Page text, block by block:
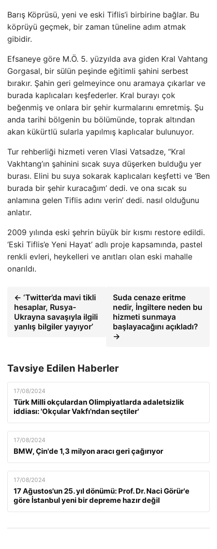
Barış Köprüsü, yeni ve eski Tiflis’i birbirine bağlar. Bu
köprüyü geçmek, bir zaman tüneline adım atmak
gibidir.
Efsaneye göre M.Ö. 5. yüzyılda ava giden Kral Vahtang
Gorgasal, bir sülün peşinde eğitimli şahini serbest
bırakır. Şahin geri gelmeyince onu aramaya çıkarlar ve
burada kaplıcaları keşfederler. Kral burayı çok
beğenmiş ve onlara bir şehir kurmalarını emretmiş. Şu
anda tarihi bölgenin bu bölümünde, toprak altından
akan kükürtlü sularla yapılmış kaplıcalar bulunuyor.
Tur rehberliği hizmeti veren Vlasi Vatsadze, “Kral
Vakhtang’ın şahinini sıcak suya düşerken bulduğu yer
burası. Elini bu suya sokarak kaplıcaları keşfetti ve ‘Ben
burada bir şehir kuracağım’ dedi. ve ona sıcak su
anlamına gelen Tiflis adını verin’ dedi. nasıl olduğunu
anlatır.
2009 yılında eski şehrin büyük bir kısmı restore edildi.
‘Eski Tiflis’e Yeni Hayat’ adlı proje kapsamında, pastel
renkli evleri, heykelleri ve anıtları olan eski mahalle
onarıldı.
← ‘Twitter’da mavi tikli
hesaplar, Rusya-
Ukrayna savaşıyla ilgili
yanlış bilgiler yayıyor’
Suda cenaze eritme
nedir, İngiltere neden bu
hizmeti sunmaya
başlayacağını açıkladı?
→
Tavsiye Edilen Haberler
17/08/2024
Türk Milli okçulardan Olimpiyatlarda adaletsizlik
iddiası: 'Okçular Vakfı'ndan seçtiler'
17/08/2024
BMW, Çin'de 1,3 milyon aracı geri çağırıyor
17/08/2024
17 Ağustos'un 25. yıl dönümü: Prof. Dr. Naci Görür'e
göre İstanbul yeni bir depreme hazır değil